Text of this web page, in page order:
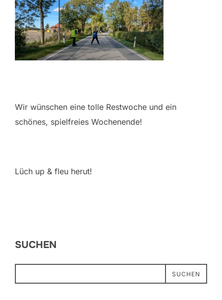
Wir wünschen eine tolle Restwoche und ein
schönes, spielfreies Wochenende!
Lüch up & fleu herut!
SUCHEN
SUCHEN